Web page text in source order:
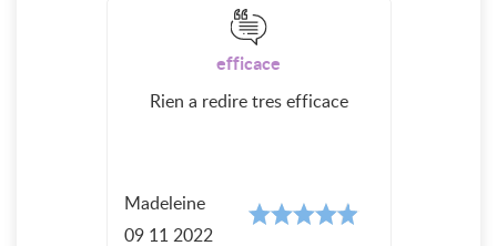
efficace
Rien a redire tres efficace
Madeleine
09 11 2022